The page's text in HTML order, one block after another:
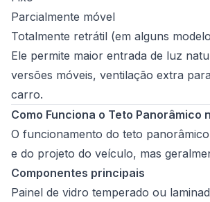
Parcialmente móvel
Totalmente retrátil (em alguns
Ele permite maior entrada de luz
versões móveis, ventilação extra
carro.
Como Funciona o Teto Panorâmico
O funcionamento do teto
e do projeto do veículo, mas
Componentes principais
Painel de vidro temperado ou